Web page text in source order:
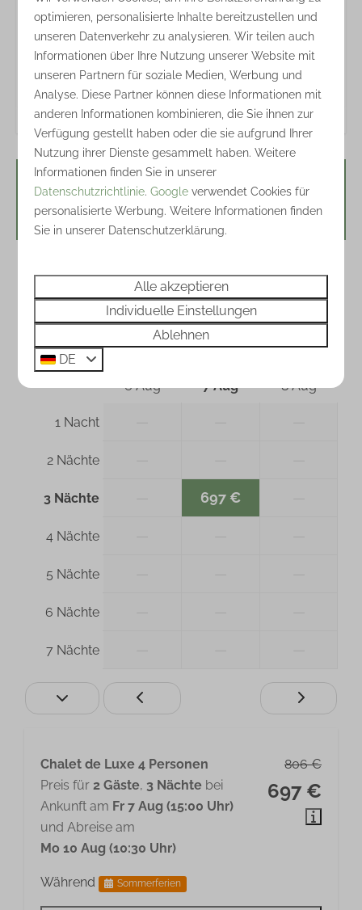
Verfügbarkeit und Preis
2 Gäste
Fr 07-08-2026 Mo 10-08-2026
6 Aug
7 Aug
8 Aug
1 Nacht
2 Nächte
3 Nächte 697 €
4 Nächte
5 Nächte
6 Nächte
7 Nächte
806 €
697 €
Chalet de Luxe 4 Personen
Preis für 2 Gäste, 3 Nächte bei
Ankunft am Fr 7 Aug (15:00 Uhr)
und Abreise am
Mo 10 Aug (10:30 Uhr)
Während Sommerferien
optimieren, personalisierte Inhalte bereitzustellen und
unseren Datenverkehr zu analysieren. Wir teilen auch
Informationen über Ihre Nutzung unserer Website mit
unseren Partnern für soziale Medien, Werbung und
Analyse. Diese Partner können diese Informationen mit
anderen Informationen kombinieren, die Sie ihnen zur
Verfügung gestellt haben oder die sie aufgrund Ihrer
Nutzung ihrer Dienste gesammelt haben. Weitere
Informationen finden Sie in unserer
Datenschutzrichtlinie.Google verwendet Cookies für
personalisierte Werbung. Weitere Informationen finden
Sie in unserer Datenschutzerklärung.
Alle akzeptieren
Individuelle Einstellungen
Ablehnen
DE